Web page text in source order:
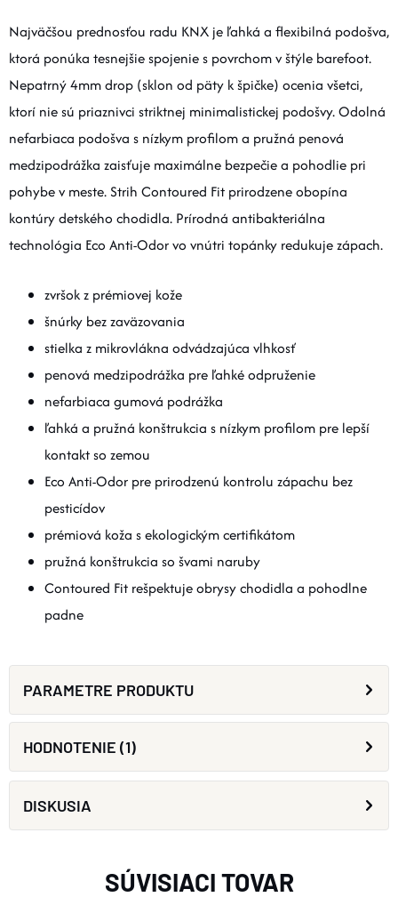
Najväčšou prednosťou radu KNX je ľahká a flexibilná podošva,
ktorá ponúka tesnejšie spojenie s povrchom v štýle barefoot.
Nepatrný 4mm drop (sklon od päty k špičke) ocenia všetci,
ktorí nie sú priaznivci striktnej minimalistickej podošvy. Odolná
nefarbiaca podošva s nízkym profilom a pružná penová
medzipodrážka zaisťuje maximálne bezpečie a pohodlie pri
pohybe v meste. Strih Contoured Fit prirodzene obopína
kontúry detského chodidla. Prírodná antibakteriálna
technológia Eco Anti-Odor vo vnútri topánky redukuje zápach.
zvršok z prémiovej kože
šnúrky bez zaväzovania
stielka z mikrovlákna odvádzajúca vlhkosť
penová medzipodrážka pre ľahké odpruženie
nefarbiaca gumová podrážka
ľahká a pružná konštrukcia s nízkym profilom pre lepší
kontakt so zemou
Eco Anti-Odor pre prirodzenú kontrolu zápachu bez
pesticídov
prémiová koža s ekologickým certifikátom
pružná konštrukcia so švami naruby
Contoured Fit rešpektuje obrysy chodidla a pohodlne
padne
PARAMETRE PRODUKTU
HODNOTENIE (1)
DISKUSIA
SÚVISIACI TOVAR